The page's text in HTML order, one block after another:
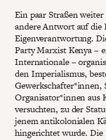
Ein paar Straßen
andere Antwort auf die
Eigenverantwortung.
Party Marxist Kenya –
Internationale –
den Imperialismus,
Gewerkschafter*innen,
Organisator*innen aus
versuchten, zu der
jenem antikolonialen
hingerichtet wurde. Die